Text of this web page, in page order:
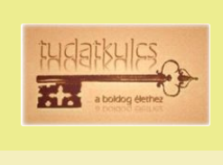
Ugrás
navigációhoz
Kilépés
tartalomba
HÚZZ EGY KÁRTYÁT!